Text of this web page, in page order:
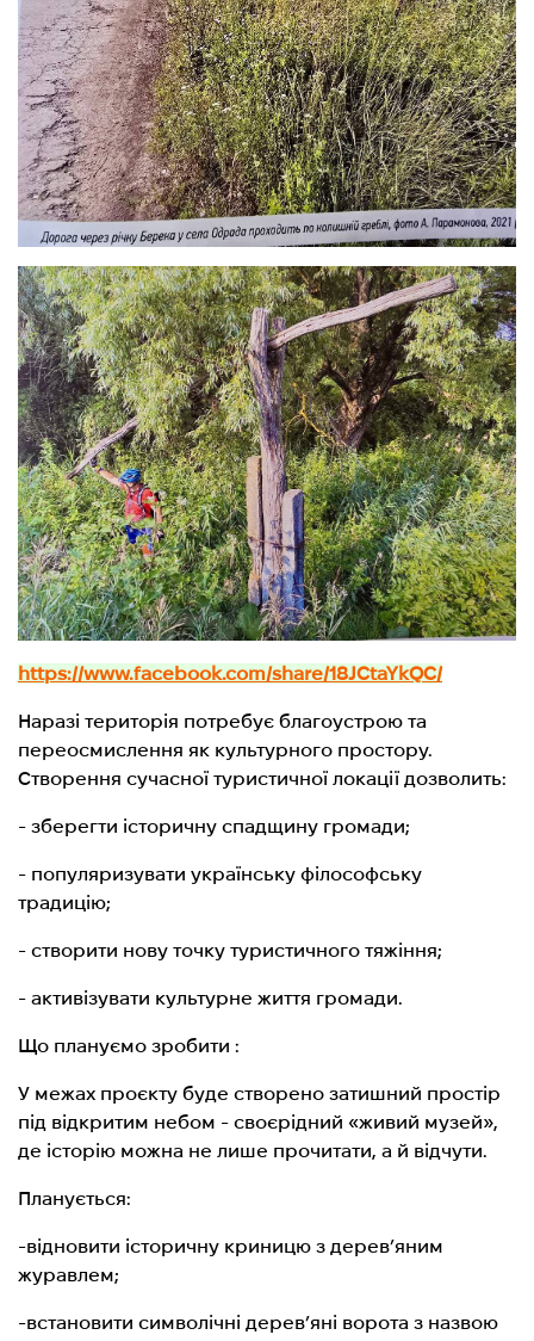
https://www.facebook.com/share/18JCtaYkQC/
Наразі територія потребує благоустрою та
переосмислення як культурного простору.
Створення сучасної туристичної локації дозволить:
- зберегти історичну спадщину громади;
- популяризувати українську філософську
традицію;
- створити нову точку туристичного тяжіння;
- активізувати культурне життя громади.
Що плануємо зробити :
У межах проєкту буде створено затишний простір
під відкритим небом - своєрідний «живий музей»,
де історію можна не лише прочитати, а й відчути.
Планується:
-відновити історичну криницю з дерев’яним
журавлем;
-встановити символічні дерев’яні ворота з назвою